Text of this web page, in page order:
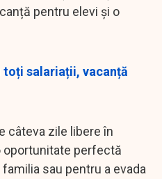
pentru elevi și o
salariații, vacanță
câteva zile libere în
oportunitate perfectă
sau pentru a evada